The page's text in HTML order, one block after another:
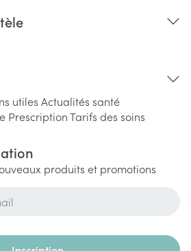
utiles Actualités santé
PrescriptionTarifs des soins
produits et promotions